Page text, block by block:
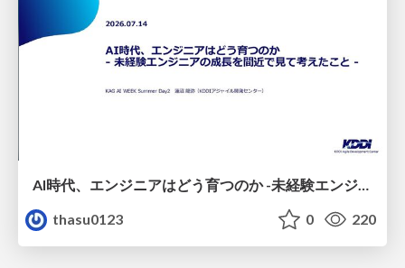
AI時代、エンジニアはどう育つのか -未経験エンジニアの成長を間近で見て考えたこと-
thasu0123
0 220